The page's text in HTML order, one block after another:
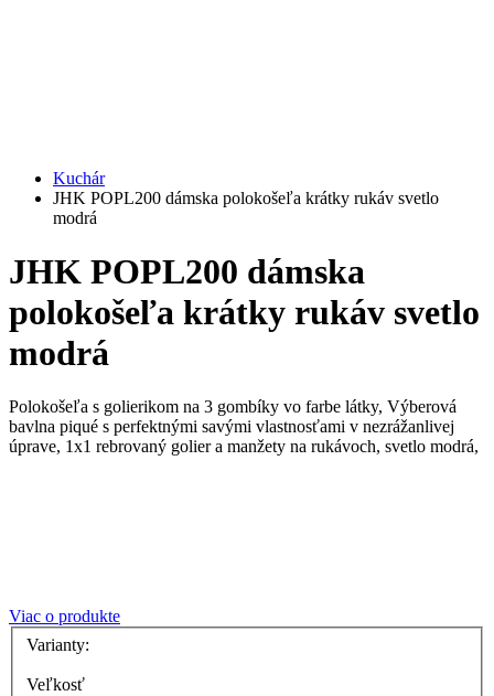
Kuchár
JHK POPL200 dámska polokošeľa krátky rukáv svetlo
modrá
JHK POPL200 dámska
polokošeľa krátky rukáv svetlo
modrá
Polokošeľa s golierikom na 3 gombíky vo farbe látky, Výberová
bavlna piqué s perfektnými savými vlastnosťami v nezrážanlivej
úprave, 1x1 rebrovaný golier a manžety na rukávoch, svetlo modrá,
Viac o produkte
Varianty:
Veľkosť